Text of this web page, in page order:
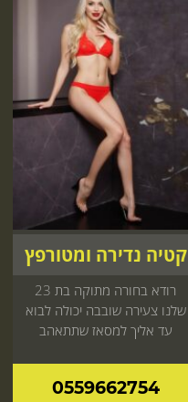
קטיה נדירה ומטורפץ
רודא בחורה מתוקה בת 23
שלנו צעירה שובבה יכולה לבוא
עד אליך למסאז שתתאהב
0559662754